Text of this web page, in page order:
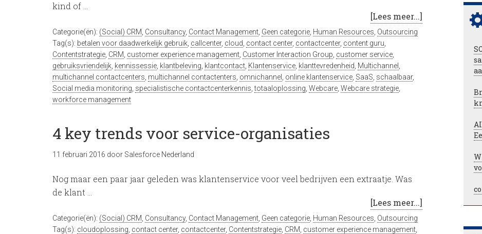
kind of …
[Lees meer...]
Categorie(ën): (Social) CRM Consultancy, Contact Management Geen categorie Human Resources Outsourcing
Tag(s): betalen voor daadwerkelijk gebruik callcenter, cloud contact center, contactcenter, content guru
Contentstrategie CRM customer experience management Customer Interaction Group customer service
gebruiksvriendelijk kennissessie klantbeleving klantcontact Klantenservice klanttevredenheid Multichannel
multichannel contactcenters multichannel contactenters omnichannel online klantenservice SaaS schaalbaar,
Social media monitoring specialistische contactcenterkennis ,totaaloplossing Webcare Webcare strategie
workforce management
4 key trends voor service-organisaties
11 februari 2016 door Salesforce Nederland
Nog maar een paar jaar geleden was klantenservice voor veel bedrijven een extraatje. Was
de klant …
[Lees meer...]
Categorie(ën): (Social) CRM Consultancy, Contact Management Geen categorie Human Resources Outsourcing
Tag(s): cloudoplossing contact center, contactcenter, Contentstrategie CRM customer experience management